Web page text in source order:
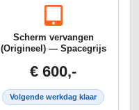
Scherm vervangen
(Origineel) — Spacegrijs
€ 600,-
Volgende werkdag klaar